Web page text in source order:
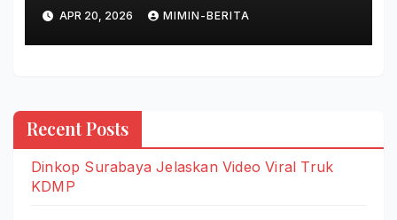
APR 20, 2026 MIMIN-BERITA
Recent Posts
Dinkop Surabaya Jelaskan Video Viral Truk
KDMP